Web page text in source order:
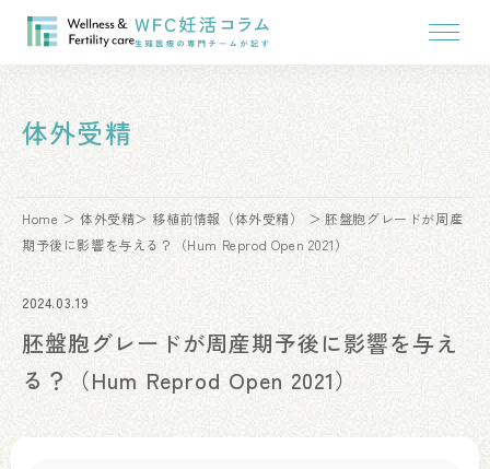
体外受精
Home 体外受精 移植前情報（体外受精）
胚盤胞グレードが周産
期予後に影響を与える？（Hum Reprod Open 2021）
2024.03.19
胚盤胞グレードが周産期予後に影響を与え
る？（Hum Reprod Open 2021）